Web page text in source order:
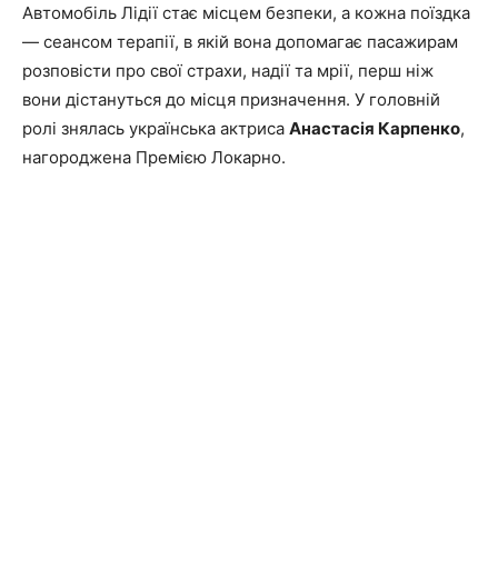
Автомобіль Лідії стає місцем безпеки, а кожна поїздка
— сеансом терапії, в якій вона допомагає пасажирам
розповісти про свої страхи, надії та мрії, перш ніж
вони дістануться до місця призначення. У головній
ролі знялась українська актриса Анастасія Карпенко,
нагороджена Премією Локарно.